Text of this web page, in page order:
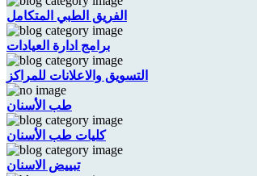
الفريق الطبي المتكامل
برامج ادارة العيادات
التسويق والاعلانات للمراكز
طب الأسنان
كليات طب الأسنان
تبييض الاسنان